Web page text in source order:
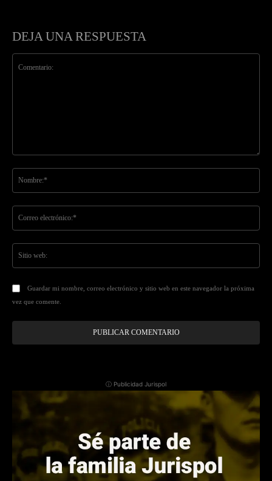
DEJA UNA RESPUESTA
Guardar mi nombre, correo electrónico y sitio web en este navegador la próxima
vez que comente.
ⓘ Publicidad Jurispol